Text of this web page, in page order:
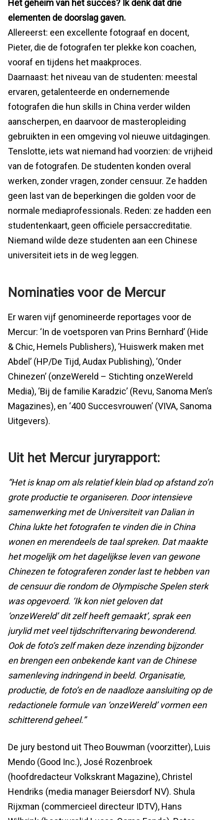
Het geheim van het succes? Ik denk dat drie
elementen de doorslag gaven.
Allereerst: een excellente fotograaf en docent,
Pieter, die de fotografen ter plekke kon coachen,
vooraf en tijdens het maakproces.
Daarnaast: het niveau van de studenten: meestal
ervaren, getalenteerde en ondernemende
fotografen die hun skills in China verder wilden
aanscherpen, en daarvoor de masteropleiding
gebruikten in een omgeving vol nieuwe uitdagingen.
Tenslotte, iets wat niemand had voorzien: de vrijheid
van de fotografen. De studenten konden overal
werken, zonder vragen, zonder censuur. Ze hadden
geen last van de beperkingen die golden voor de
normale mediaprofessionals. Reden: ze hadden een
studentenkaart, geen officiele persaccreditatie.
Niemand wilde deze studenten aan een Chinese
universiteit iets in de weg leggen.
Nominaties voor de Mercur
Er waren vijf genomineerde reportages voor de
Mercur: ‘In de voetsporen van Prins Bernhard’ (Hide
& Chic, Hemels Publishers), ‘Huiswerk maken met
Abdel’ (HP/De Tijd, Audax Publishing), ‘Onder
Chinezen’ (onzeWereld – Stichting onzeWereld
Media), ‘Bij de familie Karadzic’ (Revu, Sanoma Men’s
Magazines), en ‘400 Succesvrouwen’ (VIVA, Sanoma
Uitgevers).
Uit het Mercur juryrapport:
“Het is knap om als relatief klein blad op afstand zo’n
grote productie te organiseren. Door intensieve
samenwerking met de Universiteit van Dalian in
China lukte het fotografen te vinden die in China
wonen en merendeels de taal spreken. Dat maakte
het mogelijk om het dagelijkse leven van gewone
Chinezen te fotograferen zonder last te hebben van
de censuur die rondom de Olympische Spelen sterk
was opgevoerd. ‘Ik kon niet geloven dat
‘onzeWereld’ dit zelf heeft gemaakt’, sprak een
jurylid met veel tijdschriftervaring bewonderend.
Ook de foto’s zelf maken deze inzending bijzonder
en brengen een onbekende kant van de Chinese
samenleving indringend in beeld. Organisatie,
productie, de foto’s en de naadloze aansluiting op de
redactionele formule van ‘onzeWereld’ vormen een
schitterend geheel.”
De jury bestond uit Theo Bouwman (voorzitter), Luis
Mendo (Good Inc.), José Rozenbroek
(hoofdredacteur Volkskrant Magazine), Christel
Hendriks (media manager Beiersdorf NV). Shula
Rijxman (commercieel directeur IDTV), Hans